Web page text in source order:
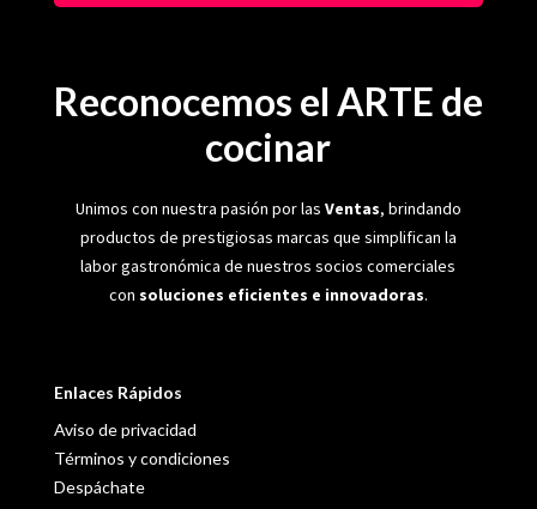
Reconocemos el ARTE de
cocinar
Unimos con nuestra pasión por las Ventas, brindando
productos de prestigiosas marcas que simplifican la
labor gastronómica de nuestros socios comerciales
con soluciones eficientes e innovadoras.
Enlaces Rápidos
Aviso de privacidad
Términos y condiciones
Despáchate